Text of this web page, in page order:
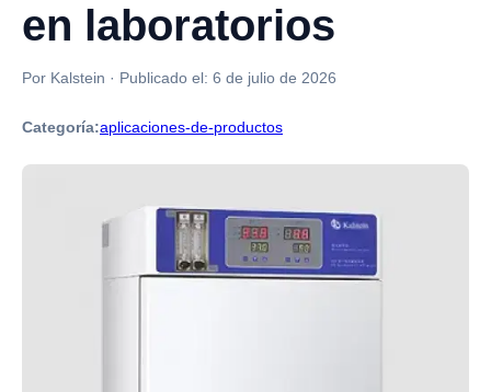
en laboratorios
Por Kalstein · Publicado el: 6 de julio de 2026
Categoría:aplicaciones-de-productos